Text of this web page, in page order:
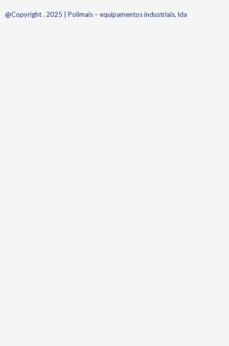
@Copyright . 2025 | Polimais – equipamentos industriais, lda